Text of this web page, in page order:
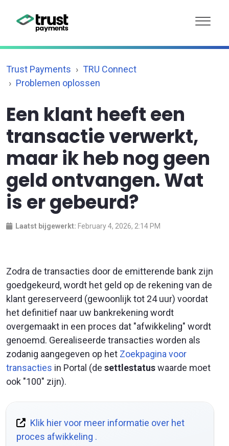
Trust Payments
TRU Connect
Problemen oplossen
Een klant heeft een
transactie verwerkt,
maar ik heb nog geen
geld ontvangen. Wat
is er gebeurd?
Laatst bijgewerkt: February 4, 2026, 2:14 PM
Zodra de transacties door de emitterende bank zijn
goedgekeurd, wordt het geld op de rekening van de
klant gereserveerd (gewoonlijk tot 24 uur) voordat
het definitief naar uw bankrekening wordt
overgemaakt in een proces dat "afwikkeling" wordt
genoemd. Gerealiseerde transacties worden als
zodanig aangegeven op het Zoekpagina voor
transacties in Portal (de settlestatuswaarde moet
ook "100" zijn).
Klik hier voor meer informatie over het
proces afwikkeling .